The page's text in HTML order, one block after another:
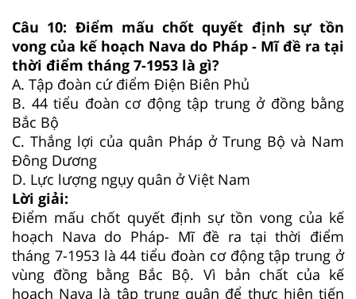
Câu 10: Điểm mấu chốt quyết định sự tồn
vong của kế hoạch Nava do Pháp - Mĩ đề ra tại
thời điểm tháng 7-1953 là gì?
A. Tập đoàn cứ điểm Điện Biên Phủ
B. 44 tiểu đoàn cơ động tập trung ở đồng bằng
Bắc Bộ
C. Thắng lợi của quân Pháp ở Trung Bộ và Nam
Đông Dương
D. Lực lượng ngụy quân ở Việt Nam
Lời giải:
Điểm mấu chốt quyết định sự tồn vong của kế
hoạch Nava do Pháp- Mĩ đề ra tại thời điểm
tháng 7-1953 là 44 tiểu đoàn cơ động tập trung ở
vùng đồng bằng Bắc Bộ. Vì bản chất của kế
hoạch Nava là tập trung quân để thực hiện tiến